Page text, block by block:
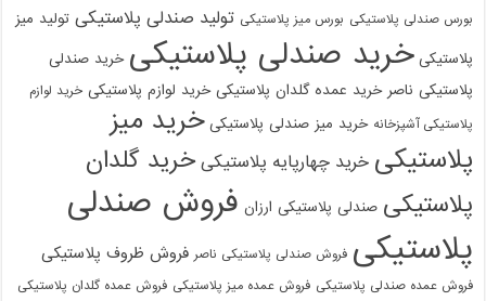
بورس صندلی پلاستیکی بورس میز پلاستیکی تولید صندلی پلاستیکی تولید میز
پلاستیکی خرید صندلی پلاستیکی خرید صندلی
پلاستیکی ناصر خرید عمده گلدان پلاستیکی خرید لوازم پلاستیکی خرید لوازم
پلاستیکی آشپزخانه خرید میز صندلی پلاستیکی خرید میز
پلاستیکی خرید چهارپایه پلاستیکی خرید گلدان
پلاستیکی صندلی پلاستیکی ارزان فروش صندلی
پلاستیکی فروش صندلی پلاستیکی ناصر فروش ظروف پلاستیکی
فروش عمده صندلی پلاستیکی فروش عمده میز پلاستیکی فروش عمده گلدان پلاستیکی